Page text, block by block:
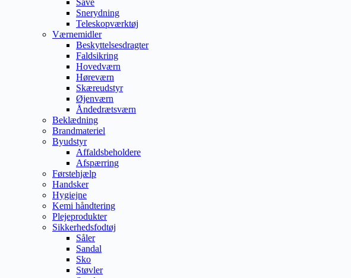
Snerydning
Teleskopværktøj
Værnemidler
Beskyttelsesdragter
Faldsikring
Hovedværn
Høreværn
Skæreudstyr
Øjenværn
Åndedrætsværn
Beklædning
Brandmateriel
Byudstyr
Affaldsbeholdere
Afspærring
Førstehjælp
Handsker
Hygiejne
Kemi håndtering
Plejeprodukter
Sikkerhedsfodtøj
Såler
Sandal
Sko
Støvler